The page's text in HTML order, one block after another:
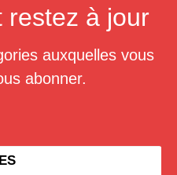
restez à jour
auxquelles vous
abonner.